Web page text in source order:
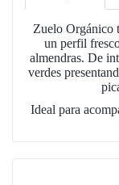
Zuelo Orgánico
un perfil
almendras. De
verdes
Ideal para